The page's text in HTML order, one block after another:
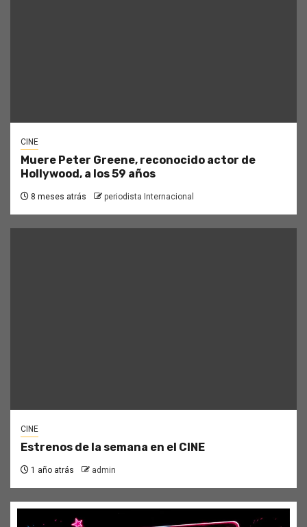
CINE
Muere Peter Greene, reconocido actor de
Hollywood, a los 59 años
8 meses atrás periodista Internacional
CINE
Estrenos de la semana en el CINE
1 año atrás admin